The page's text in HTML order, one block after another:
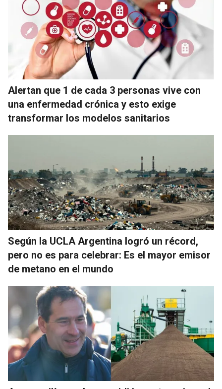
Alertan que 1 de cada 3 personas vive con
una enfermedad crónica y esto exige
transformar los modelos sanitarios
Según la UCLA Argentina logró un récord,
pero no es para celebrar: Es el mayor emisor
de metano en el mundo